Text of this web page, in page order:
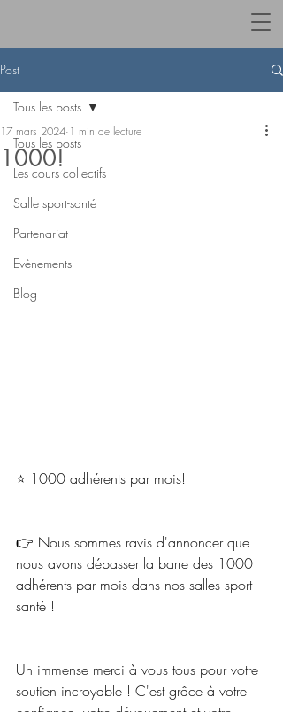
Post
Tous les posts
Les cours collectifs
Salle sport-santé
Partenariat
Evènements
Blog
Tous les posts
1000!
17 mars 2024 1 min de lecture
⭐️ 1000 adhérents par mois!
👉 Nous sommes ravis d'annoncer que
nous avons dépasser la barre des 1000
adhérents par mois dans nos salles sport-
santé !
Un immense merci à vous tous pour votre
soutien incroyable ! C'est grâce à votre